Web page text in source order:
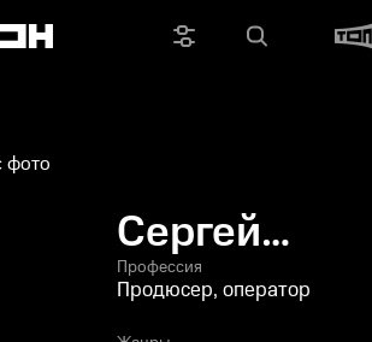
Сергей
Белоус
Профессия
Продюсер, оператор